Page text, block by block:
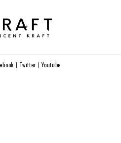
| Twitter |Youtube